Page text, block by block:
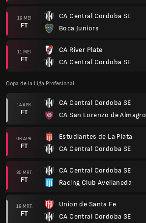
19 MEI
FT
CA Central Cordoba SE
Boca Juniors
11 MEI
FT
CA River Plate
CA Central Cordoba SE
Copa de la Liga Profesional
14 APR.
FT
CA Central Cordoba SE
CA San Lorenzo de Almagro
06 APR.
FT
Estudiantes de La Plata
CA Central Cordoba SE
30 MRT.
FT
CA Central Cordoba SE
Racing Club Avellaneda
19 MRT.
FT
Union de Santa Fe
CA Central Cordoba SE